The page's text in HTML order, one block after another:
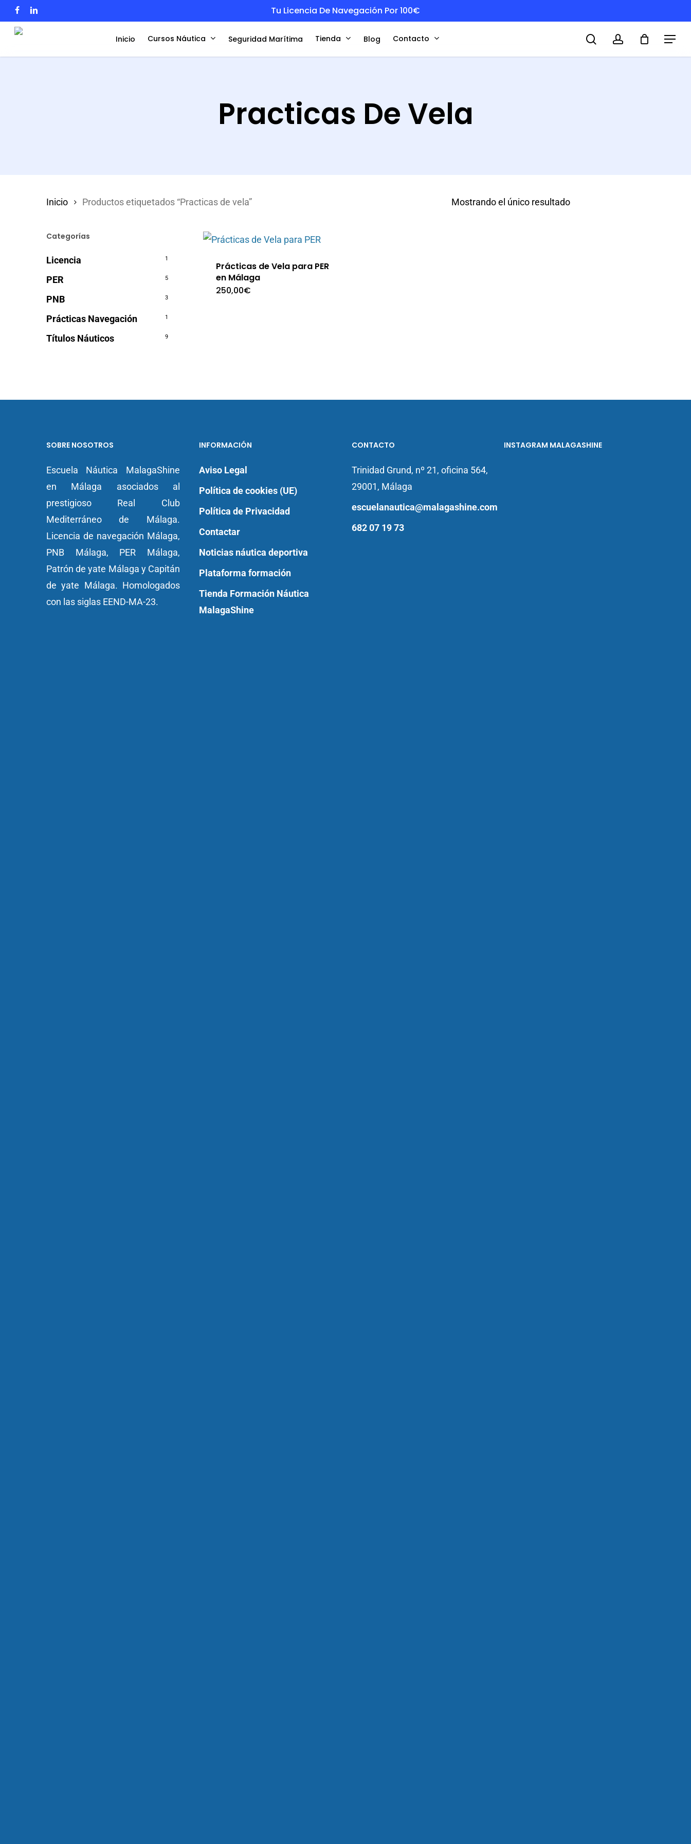
Skip
to
content
facebooklinkedin Tu Licencia De Navegación Por 100€
Inicio Cursos Náutica Seguridad Marítima Tienda Blog Contacto searchaccount Menu
Practicas De Vela
Mostrando el único resultado
Inicio Productos etiquetados “Practicas de vela”
Categorías
Licencia 1
PER 5
PNB 3
Prácticas Navegación 1
Títulos Náuticos 9
Prácticas de Vela para PER
en Málaga
250,00€
SOBRE NOSOTROS
Escuela Náutica MalagaShine
en Málaga asociados al
prestigioso Real Club
Mediterráneo de Málaga.
Licencia de navegación Málaga,
PNB Málaga, PER Málaga,
Patrón de yate Málaga y Capitán
de yate Málaga. Homologados
con las siglas EEND-MA-23.
INFORMACIÓN
Aviso Legal
Política de cookies (UE)
Política de Privacidad
Contactar
Noticias náutica deportiva
Plataforma formación
Tienda Formación Náutica
MalagaShine
CONTACTO
Trinidad Grund, nº 21, oficina 564,
29001, Málaga
escuelanautica@malagashine.com
682 07 19 73
INSTAGRAM MALAGASHINE